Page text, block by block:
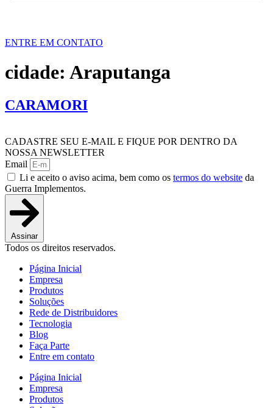
ENTRE EM CONTATO
cidade: Araputanga
CARAMORI
CADASTRE SEU E-MAIL E FIQUE POR DENTRO DA
NOSSA NEWSLETTER
Email
Li e aceito o aviso acima, bem como os termos do website da
Guerra Implementos.
Assinar
Todos os direitos reservados.
Página Inicial
Empresa
Produtos
Soluções
Rede de Distribuidores
Tecnologia
Blog
Faça Parte
Entre em contato
Página Inicial
Empresa
Produtos